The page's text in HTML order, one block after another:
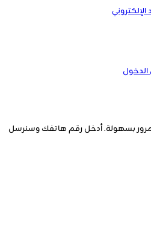
بسهولة. أدخل رقم هاتفك وسنرسل